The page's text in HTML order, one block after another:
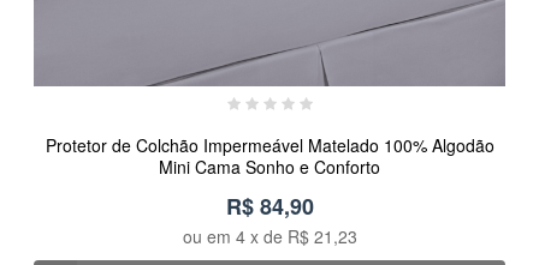
Protetor de Colchão Impermeável Matelado 100% Algodão
Mini Cama Sonho e Conforto
R$ 84,90
ou em 4x de R$ 21,23